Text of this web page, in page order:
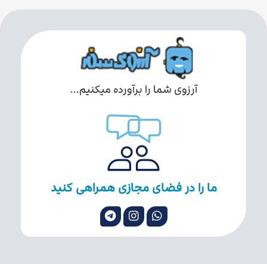
آرزوی شما را برآورده میکنیم...
ما را در فضای مجازی همراهی کنید